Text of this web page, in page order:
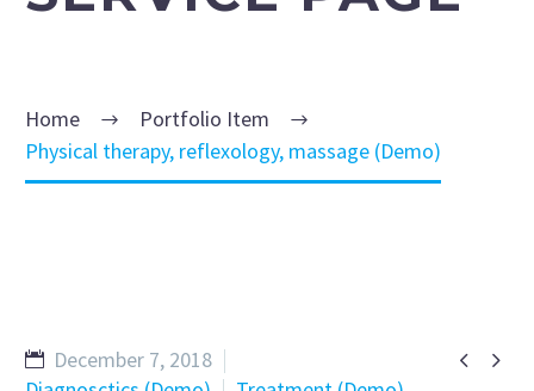
Home
Portfolio Item
Physical therapy, reflexology, massage (Demo)
 
December 7, 2018